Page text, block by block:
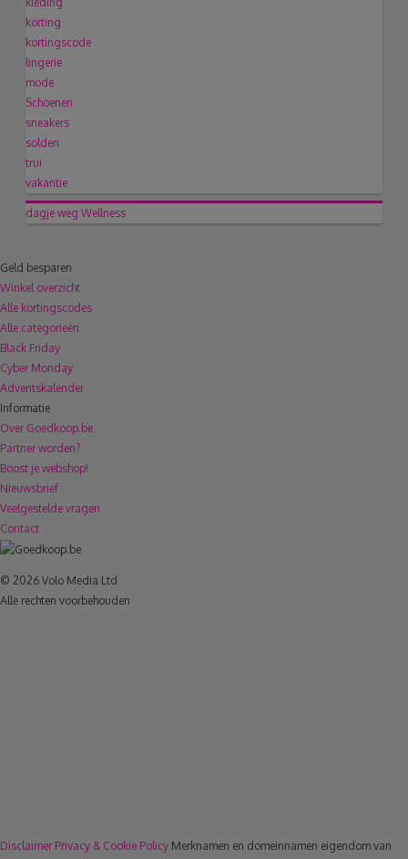
korting
kortingscode
lingerie
mode
Schoenen
sneakers
solden
trui
vakantie
dagje weg Wellness
Geld besparen
Winkel overzicht
Alle kortingscodes
Alle categorieën
Black Friday
Cyber Monday
Adventskalender
Informatie
Over Goedkoop.be
Partner worden?
Boost je webshop!
Nieuwsbrief
Veelgestelde vragen
Contact
© 2026 Volo Media Ltd
Alle rechten voorbehouden
Disclaimer Privacy & Cookie Policy Merknamen en domeinnamen eigendom van